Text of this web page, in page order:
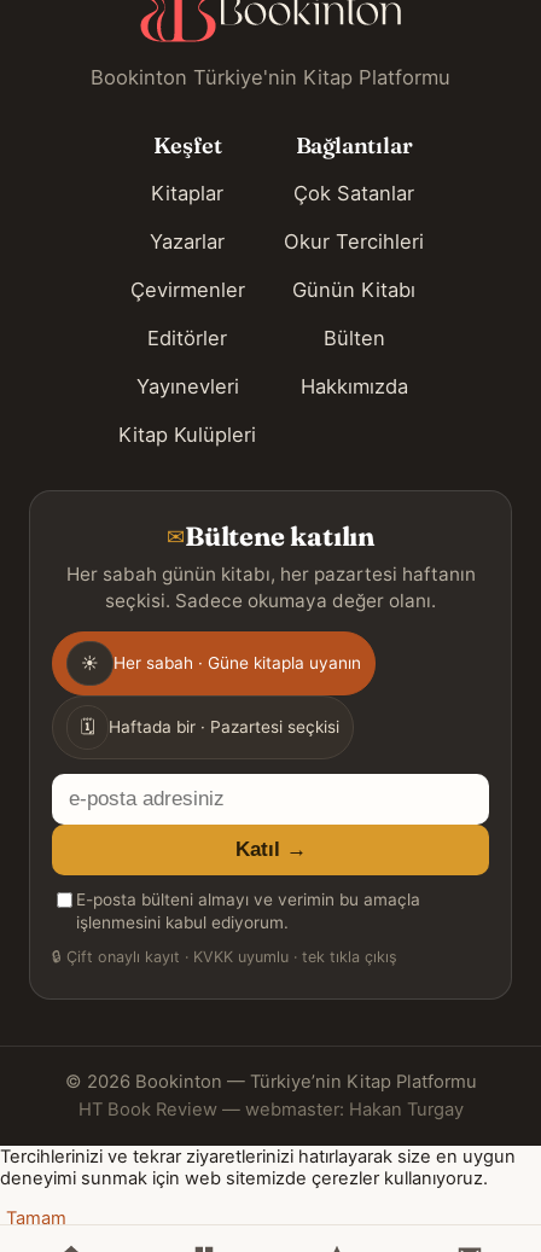
Bookinton Türkiye'nin Kitap Platformu
Keşfet
Kitaplar
Yazarlar
Çevirmenler
Editörler
Yayınevleri
Kitap Kulüpleri
Bağlantılar
Çok Satanlar
Okur Tercihleri
Günün Kitabı
Bülten
Hakkımızda
✉Bültene katılın
Her sabah günün kitabı, her pazartesi haftanın
seçkisi. Sadece okumaya değer olanı.
Gönderim
sıklığı
☀ Her sabah · Güne kitapla uyanın
🗓 Haftada bir · Pazartesi seçkisi
E-
posta
adresiniz
Katıl →
E-posta bülteni almayı ve verimin bu amaçla
işlenmesini kabul ediyorum.
🔒 Çift onaylı kayıt · KVKK uyumlu · tek tıkla çıkış
© 2026 Bookinton — Türkiye’nin Kitap Platformu
HT Book Review — webmaster: Hakan Turgay
Tercihlerinizi ve tekrar ziyaretlerinizi hatırlayarak size en uygun
deneyimi sunmak için web sitemizde çerezler kullanıyoruz.
Tamam